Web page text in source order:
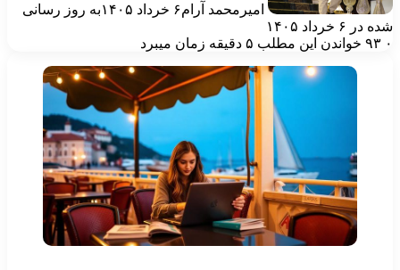
امیرمحمد آرام ۶ خرداد ۱۴۰۵
به روز رسانی
در ۶ خرداد ۱۴۰۵
خواندن این مطلب ۵ دقیقه زمان میبرد